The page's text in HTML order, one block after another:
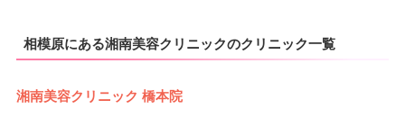
相模原にある湘南美容クリニックのクリニック一覧
湘南美容クリニック 橋本院